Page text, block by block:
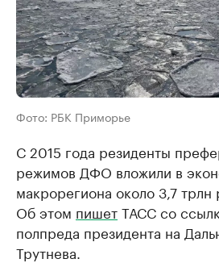
Фото: РБК Приморье
С 2015 года резиденты
режимов ДФО вложили в
макрорегиона около 3,7 трлн
Об этом пишетТАСС со
полпреда президента на
Трутнева.